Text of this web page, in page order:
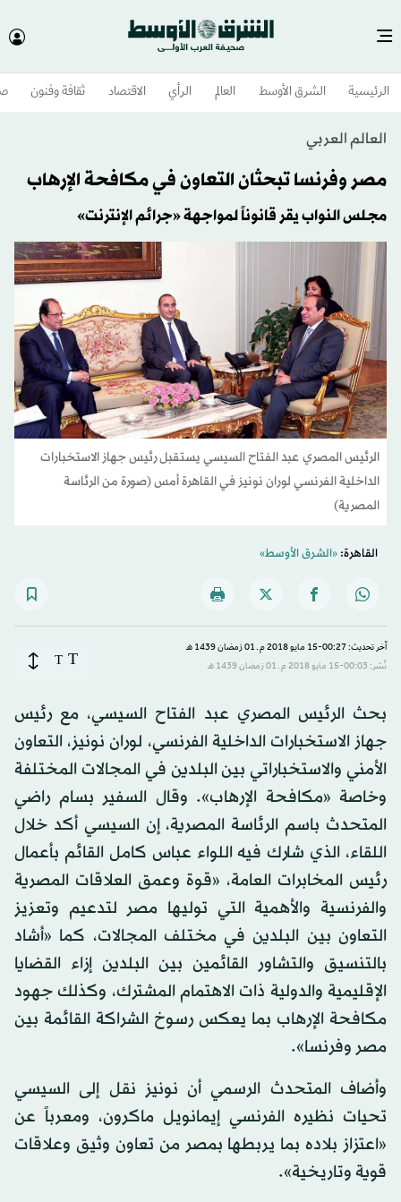
الرئيسية الشرق الأوسط​ العالم الرأي الاقتصاد ثقافة وفنون
العالم العربي
مصر وفرنسا تبحثان التعاون في مكافحة الإرهاب
مجلس النواب يقر قانوناً لمواجهة «جرائم الإنترنت»
الرئيس المصري عبد الفتاح السيسي يستقبل رئيس جهاز الاستخبارات
الداخلية الفرنسي لوران نونيز في القاهرة أمس (صورة من الرئاسة
المصرية)
القاهرة:«الشرق الأوسط»
آخر تحديث: 00:27-15 مايو 2018 م ـ 01 رَمضان 1439 هـ
نُشر: 00:03-15 مايو 2018 م ـ 01 رَمضان 1439 هـ
T
T
بحث الرئيس المصري عبد الفتاح السيسي، مع رئيس
جهاز الاستخبارات الداخلية الفرنسي، لوران نونيز، التعاون
الأمني والاستخباراتي بين البلدين في المجالات المختلفة
وخاصة «مكافحة الإرهاب». وقال السفير بسام راضي
المتحدث باسم الرئاسة المصرية، إن السيسي أكد خلال
اللقاء، الذي شارك فيه اللواء عباس كامل القائم بأعمال
رئيس المخابرات العامة، «قوة وعمق العلاقات المصرية
والفرنسية والأهمية التي توليها مصر لتدعيم وتعزيز
التعاون بين البلدين في مختلف المجالات، كما «أشاد
بالتنسيق والتشاور القائمين بين البلدين إزاء القضايا
الإقليمية والدولية ذات الاهتمام المشترك، وكذلك جهود
مكافحة الإرهاب بما يعكس رسوخ الشراكة القائمة بين
مصر وفرنسا».
وأضاف المتحدث الرسمي أن نونيز نقل إلى السيسي
تحيات نظيره الفرنسي إيمانويل ماكرون، ومعرباً عن
«اعتزاز بلاده بما يربطها بمصر من تعاون وثيق وعلاقات
قوية وتاريخية».